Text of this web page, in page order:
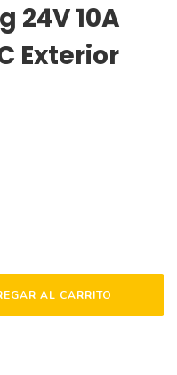
24V 10A
Exterior